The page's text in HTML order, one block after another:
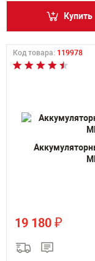
Купить
Код товара: 119978
19 180 ₽